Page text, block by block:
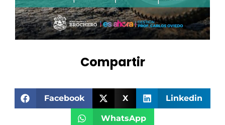
Compartir
Facebook X Linkedin
WhatsApp